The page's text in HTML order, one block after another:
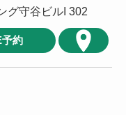
グ守谷ビルI 302
予約